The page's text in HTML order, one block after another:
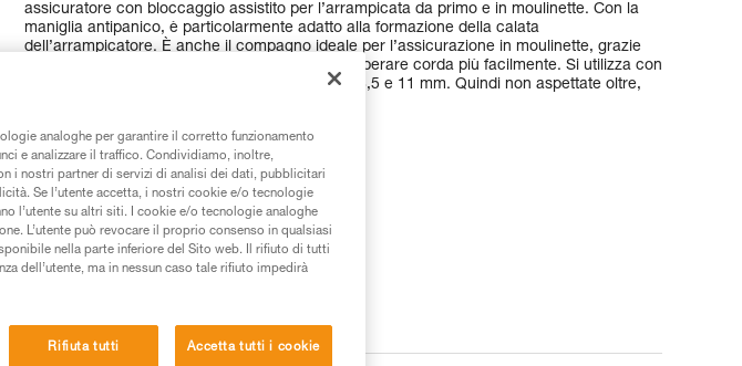
assicuratore con bloccaggio assistito per l’arrampicata da primo e in moulinette. Con la
maniglia antipanico, è particolarmente adatto alla formazione della calata
dell’arrampicatore. È anche il compagno ideale per l’assicurazione in moulinette, grazie
alla modalità ASSIST + che vi consentirà di recuperare corda più facilmente. Si utilizza con
tutte le corde singole di diametro compreso tra 8,5 e 11 mm. Quindi non aspettate oltre,
Trova un rivenditore
analoghe per garantire il corretto funzionamento
e analizzare il traffico. Condividiamo, inoltre,
i nostri partner di servizi di analisi dei dati, pubblicitari
Se l’utente accetta, i nostri cookie e/o tecnologie
l’utente su altri siti. I cookie e/o tecnologie analoghe
L’utente può revocare il proprio consenso in qualsiasi
nella parte inferiore del Sito web. Il rifiuto di tutti
dell’utente, ma in nessun caso tale rifiuto impedirà
Rifiuta tutti Accetta tutti i cookie